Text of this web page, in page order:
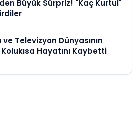
Büyük Sürpriz! "Kaç Kurtul"
Televizyon Dünyasının
Hayatını Kaybetti